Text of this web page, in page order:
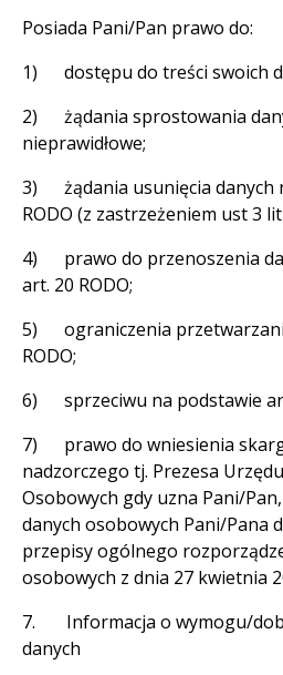
Posiada Pani/Pan prawo do:
1) dostępu do treści swoich
2) żądania sprostowania
nieprawidłowe;
3) żądania usunięcia danych
RODO (z zastrzeżeniem ust 3
4) prawo do przenoszenia
art. 20 RODO;
5) ograniczenia
RODO;
6) sprzeciwu na podstawie
7) prawo do wniesienia
nadzorczego tj. Prezesa
Osobowych gdy uzna Pani/
danych osobowych Pani/Pana
przepisy ogólnego
osobowych z dnia 27 kwietnia
7. Informacja o wymogu/
danych